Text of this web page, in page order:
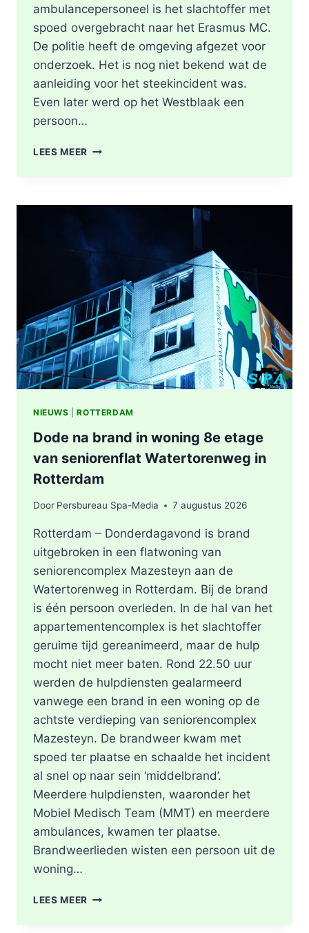
ambulancepersoneel is het slachtoffer met
spoed overgebracht naar het Erasmus MC.
De politie heeft de omgeving afgezet voor
onderzoek. Het is nog niet bekend wat de
aanleiding voor het steekincident was.
Even later werd op het Westblaak een
persoon…
LEES MEER POLITIE
STEEKINCIDENT
KAREL
DOORMANSTRAAT
ROTTERDAM
NIEUWS |ROTTERDAM
Dode na brand in woning 8e etage
van seniorenflat Watertorenweg in
Rotterdam
Door Persbureau Spa-Media 7 augustus 2026
Rotterdam – Donderdagavond is brand
uitgebroken in een flatwoning van
seniorencomplex Mazesteyn aan de
Watertorenweg in Rotterdam. Bij de brand
is één persoon overleden. In de hal van het
appartementencomplex is het slachtoffer
geruime tijd gereanimeerd, maar de hulp
mocht niet meer baten. Rond 22.50 uur
werden de hulpdiensten gealarmeerd
vanwege een brand in een woning op de
achtste verdieping van seniorencomplex
Mazesteyn. De brandweer kwam met
spoed ter plaatse en schaalde het incident
al snel op naar sein ‘middelbrand’.
Meerdere hulpdiensten, waaronder het
Mobiel Medisch Team (MMT) en meerdere
ambulances, kwamen ter plaatse.
Brandweerlieden wisten een persoon uit de
woning…
LEES MEER DODE